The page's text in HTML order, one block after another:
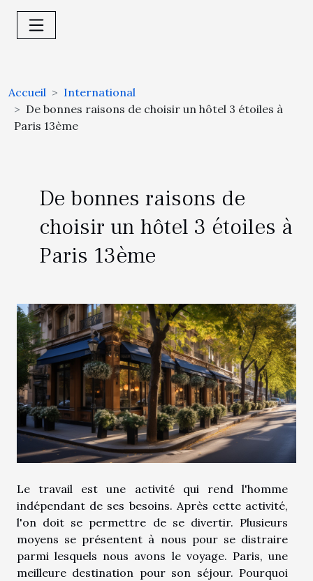
Accueil
International
De bonnes raisons de choisir un hôtel 3 étoiles à
Paris 13ème
De bonnes raisons de
choisir un hôtel 3 étoiles à
Paris 13ème
Le travail est une activité qui rend l'homme
indépendant de ses besoins. Après cette activité,
l'on doit se permettre de se divertir. Plusieurs
moyens se présentent à nous pour se distraire
parmi lesquels nous avons le voyage. Paris, une
meilleure destination pour son séjour. Pourquoi